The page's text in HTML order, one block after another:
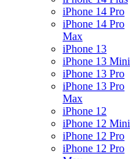
iPhone 14 Pro
iPhone 14 Pro
Max
iPhone 13
iPhone 13 Mini
iPhone 13 Pro
iPhone 13 Pro
Max
iPhone 12
iPhone 12 Mini
iPhone 12 Pro
iPhone 12 Pro